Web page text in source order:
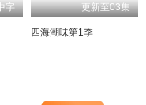
字 更新至03集
四海潮味第1季